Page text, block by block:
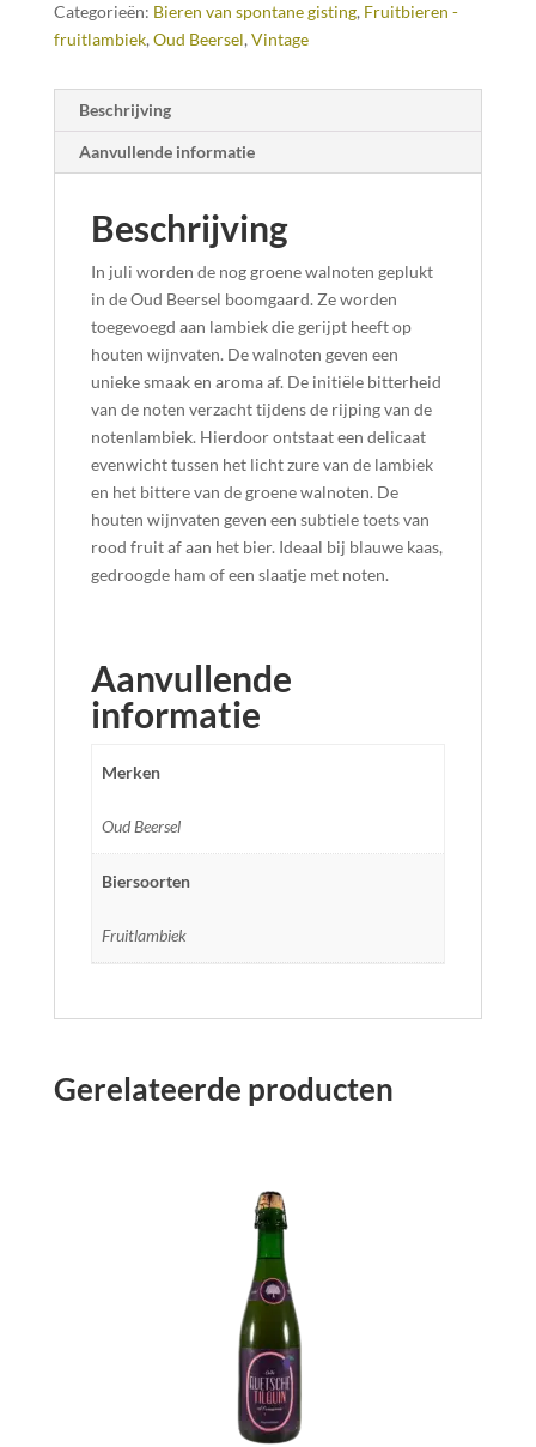
Categorieën: Bieren van spontane gisting, Fruitbieren -
fruitlambiek, Oud Beersel, Vintage
Beschrijving
Aanvullende informatie
Beschrijving
In juli worden de nog groene walnoten geplukt
in de Oud Beersel boomgaard. Ze worden
toegevoegd aan lambiek die gerijpt heeft op
houten wijnvaten. De walnoten geven een
unieke smaak en aroma af. De initiële bitterheid
van de noten verzacht tijdens de rijping van de
notenlambiek. Hierdoor ontstaat een delicaat
evenwicht tussen het licht zure van de lambiek
en het bittere van de groene walnoten. De
houten wijnvaten geven een subtiele toets van
rood fruit af aan het bier. Ideaal bij blauwe kaas,
gedroogde ham of een slaatje met noten.
Aanvullende
informatie
Merken
Oud Beersel
Biersoorten
Fruitlambiek
Gerelateerde producten